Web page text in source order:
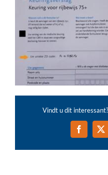
Vindt u dit
Facebook
X